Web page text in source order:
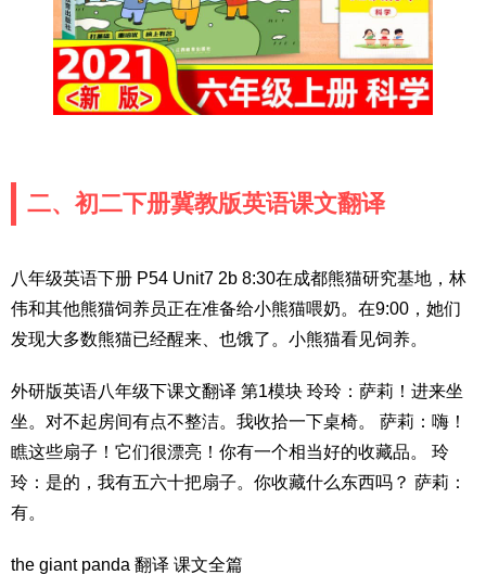
二、初二下册冀教版英语课文翻译
八年级英语下册 P54 Unit7 2b 8:30在成都熊猫研究基地，林
伟和其他熊猫饲养员正在准备给小熊猫喂奶。在9:00，她们
发现大多数熊猫已经醒来、也饿了。小熊猫看见饲养。
外研版英语八年级下课文翻译 第1模块 玲玲：萨莉！进来坐
坐。对不起房间有点不整洁。我收拾一下桌椅。 萨莉：嗨！
瞧这些扇子！它们很漂亮！你有一个相当好的收藏品。 玲
玲：是的，我有五六十把扇子。你收藏什么东西吗？ 萨莉：
有。
the giant panda 翻译 课文全篇